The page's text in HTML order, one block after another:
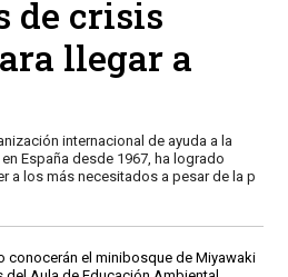
de crisis
llegar a
internacional de ayuda a la
España desde 1967, ha logrado
a los más necesitados a pesar de la p